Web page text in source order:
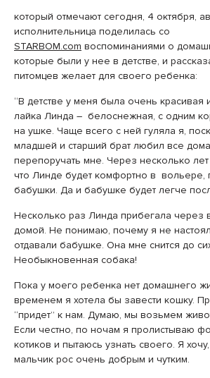
который отмечают сегодня, 4 октября,
исполнительница поделилась со
STARBOM.com воспоминаниями о
которые были у нее в детстве, и
питомцев желает для своего ребенка:
“В детстве у меня была очень красивая
лайка Линда – белоснежная, с одним
на ушке. Чаще всего с ней гуляла я,
младшей и старший брат любил все
перепоручать мне. Через несколько
что Линде будет комфортно в вольере,
бабушки. Да и бабушке будет легче
Несколько раз Линда прибегала через
домой. Не понимаю, почему я не
отдавали бабушке. Она мне снится до
Необыкновенная собака!
Пока у моего ребенка нет домашнего
временем я хотела бы завести кошку.
“придет” к нам. Думаю, мы возьмем
Если честно, по ночам я пролистываю
котиков и пытаюсь узнать своего. Я
мальчик рос очень добрым и чутким.